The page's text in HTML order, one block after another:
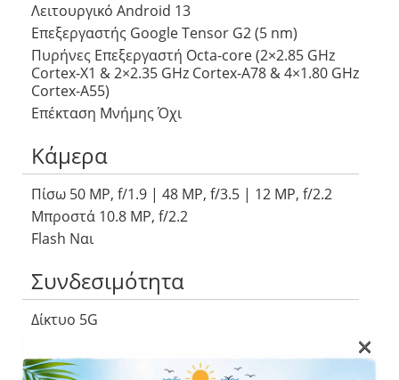
Λειτουργικό Android 13
Επεξεργαστής Google Tensor G2 (5 nm)
Πυρήνες Επεξεργαστή Octa-core (2×2.85 GHz
Cortex-X1 & 2×2.35 GHz Cortex-A78 & 4×1.80 GHz
Cortex-A55)
Επέκταση Μνήμης Όχι
Κάμερα
Πίσω 50 MP, f/1.9 | 48 MP, f/3.5 | 12 MP, f/2.2
Μπροστά 10.8 MP, f/2.2
Flash Ναι
Συνδεσιμότητα
Δίκτυο 5G
Bluetooth Ναι
×